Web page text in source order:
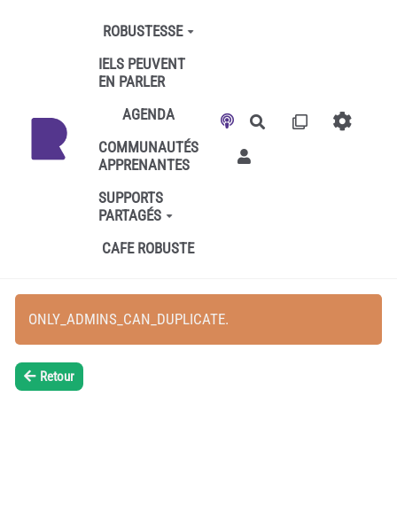
Aller au contenu principal
ROBUSTESSE
IELS PEUVENT
EN PARLER
AGENDA
COMMUNAUTÉS
APPRENANTES
SUPPORTS
PARTAGÉS
CAFE ROBUSTE
Rechercher
ONLY_ADMINS_CAN_DUPLICATE.
Retour